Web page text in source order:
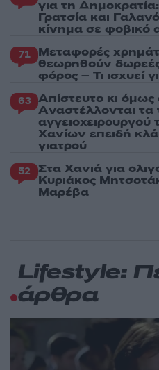
για τη
Γρατσία και
κίνημα σε φοβικό
71 Μεταφορές
θεωρηθούν
φόρος – Τι ισχυεί
63 Απίστευτο κι όμως
Aναστέλλονται τα
αγγειοχειρουργού
Χανίων επειδή
γιατρού
52 Στα Χανιά για
Κυριάκος
Μαρέβα
Lifestyle:
άρθρα